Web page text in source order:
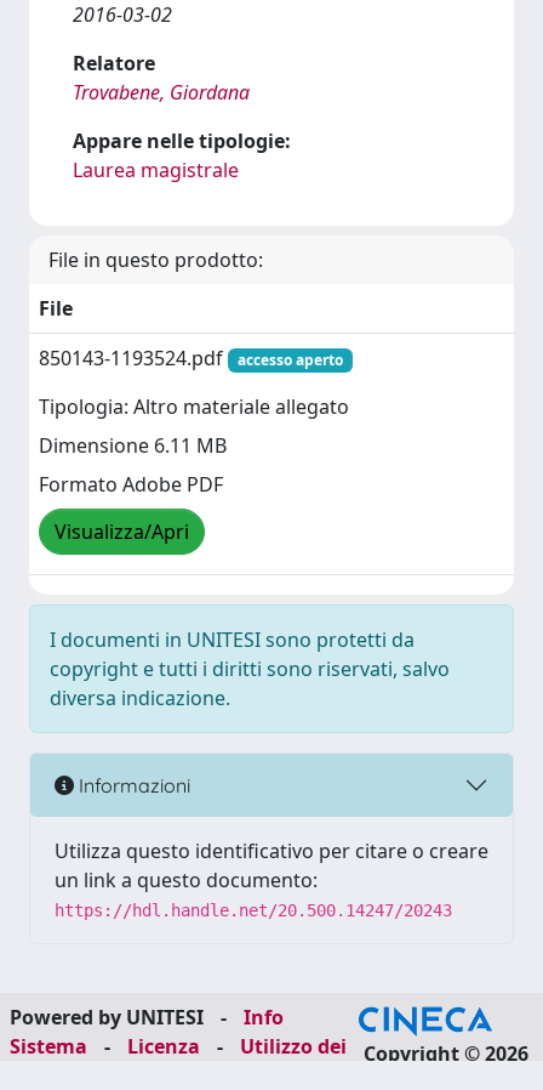
2016-03-02
Relatore
Trovabene, Giordana
Appare nelle tipologie:
Laurea magistrale
File in questo prodotto:
File
850143-1193524.pdf
accesso aperto
Tipologia: Altro materiale allegato
Dimensione 6.11 MB
Formato Adobe PDF
Visualizza/Apri
I documenti in UNITESI sono protetti da
copyright e tutti i diritti sono riservati, salvo
diversa indicazione.
Informazioni
Utilizza questo identificativo per citare o creare
un link a questo documento:
https://hdl.handle.net/20.500.14247/20243
Powered by UNITESI -
Info
Sistema
- Licenza -
Utilizzo dei
Copyright © 2026